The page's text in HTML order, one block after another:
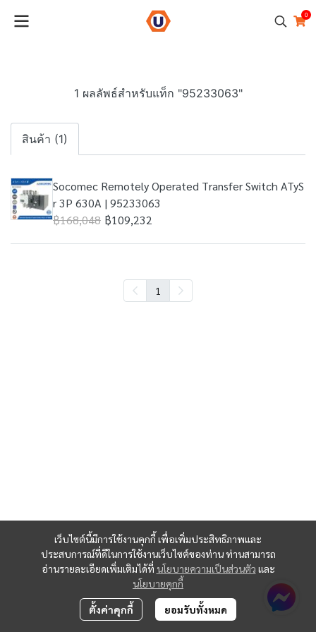
0
1 ผลลัพธ์สำหรับแท็ก "95233063"
สินค้า (1)
Socomec Remotely Operated Transfer Switch ATyS
r 3P 630A | 95233063
฿168,048 ฿109,232
1
เว็บไซต์นี้มีการใช้งานคุกกี้ เพื่อเพิ่มประสิทธิภาพและ
ประสบการณ์ที่ดีในการใช้งานเว็บไซต์ของท่าน ท่านสามารถ
อ่านรายละเอียดเพิ่มเติมได้ที่ นโยบายความเป็นส่วนตัว และ
นโยบายคุกกี้
ตั้งค่าคุกกี้ ยอมรับทั้งหมด